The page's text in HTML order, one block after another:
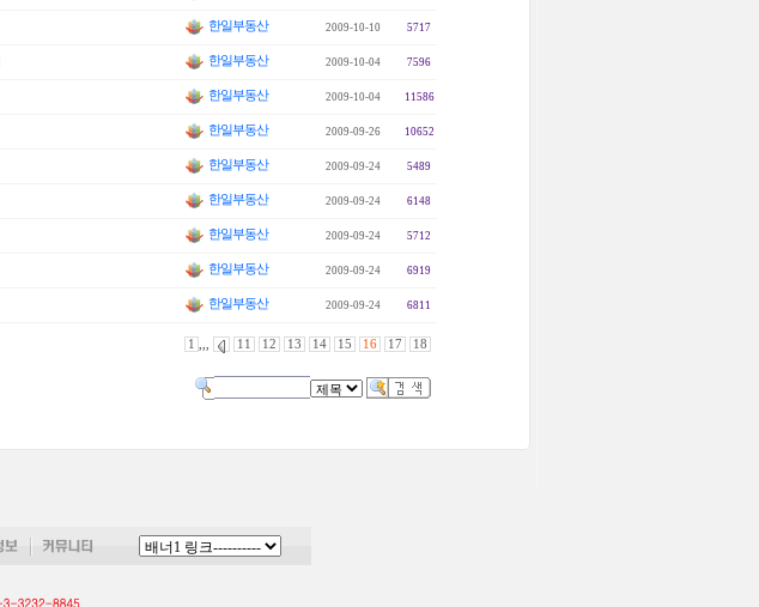
한일부동산 2009-10-10 5717
한일부동산 2009-10-04 7596
한일부동산 2009-10-04 11586
한일부동산 2009-09-26 10652
한일부동산 2009-09-24 5489
한일부동산 2009-09-24 6148
한일부동산 2009-09-24 5712
한일부동산 2009-09-24 6919
한일부동산 2009-09-24 6811
1 ,,, 11 12 13 14 15 16 17 18